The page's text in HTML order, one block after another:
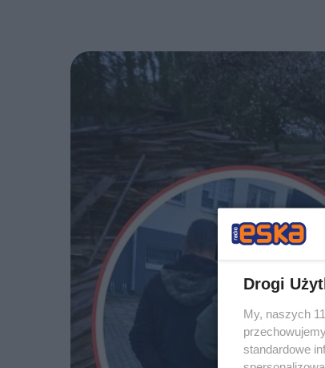
Drogi
My, naszych
standardowe